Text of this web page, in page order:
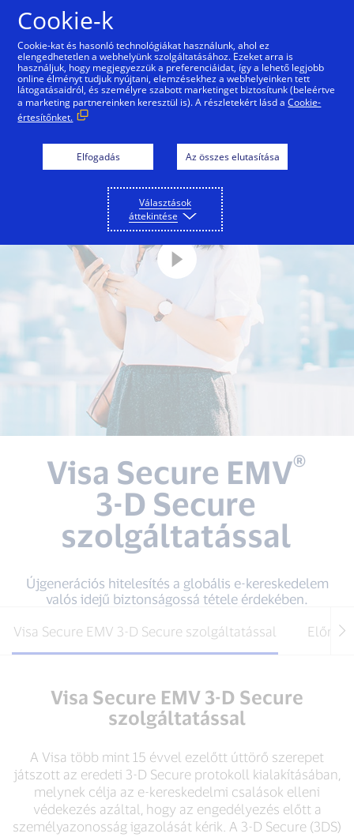
Fogyasztók Kereskedők + Kibocsátók
Visa Secure EMV®
3-D Secure
szolgáltatással
Újgenerációs hitelesítés a globális e-kereskedelem
valós idejű biztonságossá tétele érdekében.
Visa Secure EMV 3-D Secure szolgáltatással
Visa Secure EMV 3-D Secure
szolgáltatással
A Visa több mint 15 évvel ezelőtt úttörő szerepet
játszott az eredeti 3-D Secure protokoll kialakításában,
melynek célja az e-kereskedelmi csalások elleni
védekezés azáltal, hogy az engedélyezés előtt a
személyazonosság igazolását kérik. A 3-D Secure (3DS)
Cookie-k
Cookie-kat és hasonló technológiákat használunk, ahol ez
elengedhetetlen a webhelyünk szolgáltatásához. Ezeket arra is
használjuk, hogy megjegyezzük a preferenciáidat, így a lehető legjobb
online élményt tudjuk nyújtani, elemzésekhez a webhelyeinken tett
látogatásaidról, és személyre szabott marketinget biztosítunk (beleértve
a marketing partnereinken keresztül is). A részletekért lásd aCookie-
értesítőnket.
Elfogadás Az összes elutasítása
Választások
áttekintése